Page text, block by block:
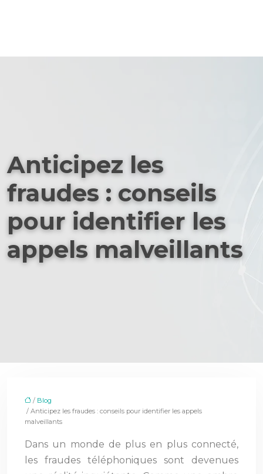
Anticipez les
fraudes : conseils
pour identifier les
appels malveillants
/ Blog
/ Anticipez les fraudes : conseils pour identifier les appels
malveillants
Dans un monde de plus en plus connecté,
les fraudes téléphoniques sont devenues